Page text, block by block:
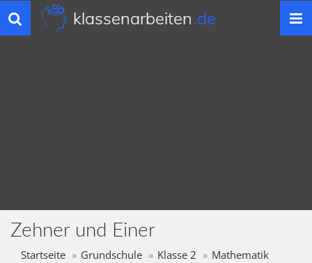
Toggle
navigation
klassenarbeiten.de
Zehner und Einer
Startseite Grundschule Klasse 2
Mathematik